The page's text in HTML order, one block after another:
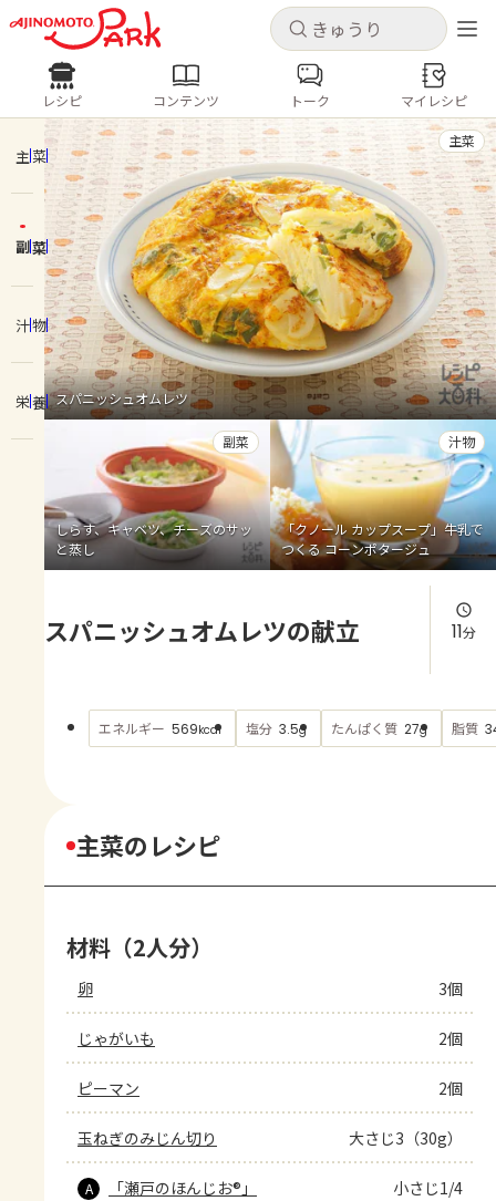
キャンセル
ログインするとレシピを保存できます
ログイン 新規登録
ホーム
コンテンツ
レシピ
トーク
よくあるお問い合わせ
お買い物
AJINOMOTO PARK とは
キャンセル
レシピ コンテンツ
人気の食材・レシピ
きゅうり なす トマト
とうもろこし
ピーマン
みょうが ゴーヤ
レシピ コンテンツ トーク マイレシピ
主菜
副菜
汁物
栄養 スパニッシュオムレツ
主菜
しらす、キャベツ、チーズのサッ
と蒸し
副菜
「クノール カップスープ」牛乳で
つくる コーンポタージュ
汁物
スパニッシュオムレツの献立 11分
エネルギー 569kcal 塩分 3.5g たんぱく質 27g 脂質
主菜のレシピ
材料（2人分）
卵 3個
じゃがいも 2個
ピーマン 2個
玉ねぎのみじん切り 大さじ3（30g）
A 「瀬戸のほんじお®」 小さじ1/4